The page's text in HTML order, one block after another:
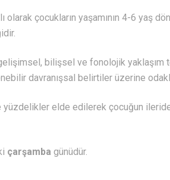
çocukların yaşamının 4-6 yaş
bilişsel ve fonolojik yaklaşım
davranışsal belirtiler üzerine
yüzdelikler elde edilerek çocuğun
çarşamba günüdür.